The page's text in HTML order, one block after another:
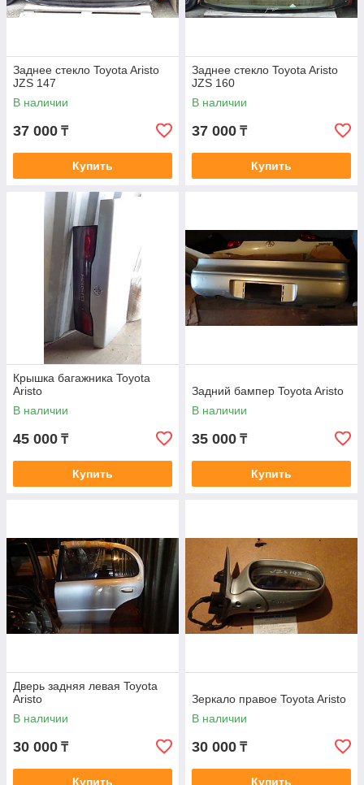
Заднее стекло Toyota Aristo
JZS 147
В наличии
37 000 ₸
Купить
Заднее стекло Toyota Aristo
JZS 160
В наличии
37 000 ₸
Купить
Крышка багажника Toyota
Aristo
В наличии
45 000 ₸
Купить
Задний бампер Toyota Aristo
В наличии
35 000 ₸
Купить
Дверь задняя левая Toyota
Aristo
В наличии
30 000 ₸
Купить
Зеркало правое Toyota Aristo
В наличии
30 000 ₸
Купить